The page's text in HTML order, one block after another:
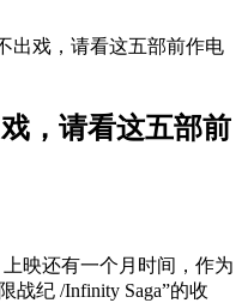
出戏，请看这五部前作电
，请看这五部前
映还有一个月时间，作为
纪 /Infinity Saga”的收